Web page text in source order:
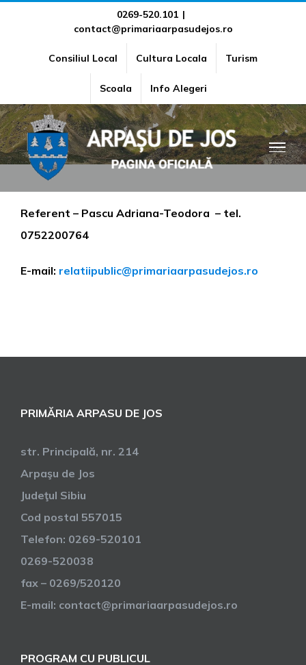
0269-520.101 |
contact@primariaarpasudejos.ro
Consiliul Local Cultura Locala Turism
Scoala Info Alegeri
Compartimentul Relații cu
Referent – Pascu Adriana-Teodora – tel.
0752200764
E-mail: relatiipublic@primariaarpasudejos.ro
PRIMĂRIA ARPASU DE JOS
str. Principală, nr. 214
Arpaşu de Jos
Judeţul Sibiu
Cod postal 557015
Telefon: 0269-520101
0269-520038
fax – 0269/520120
E-mail: contact@primariaarpasudejos.ro
PROGRAM CU PUBLICUL